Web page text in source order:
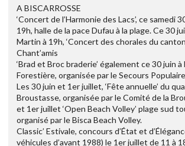
A BISCARROSSE
‘Concert de l’Harmonie des Lacs’, ce samedi
19h, halle de la pace Dufau à la plage. Ce 30
Martin à 19h, ‘Concert des chorales du
Chant’amis
‘Brad et Broc braderie’ également ce 30 juin à
Forestière, organisée par le Secours Populaire
Les 30 juin et 1er juillet, ‘Fête annuelle’ du
Broustasse, organisée par le Comité de la
et 1er juillet ‘Open Beach Volley’ plage sud
organisé par le Bisca Beach Volley.
Classic’ Estivale, concours d’État et
véhicules d’avant 1988) le 1er juillet de 11 à